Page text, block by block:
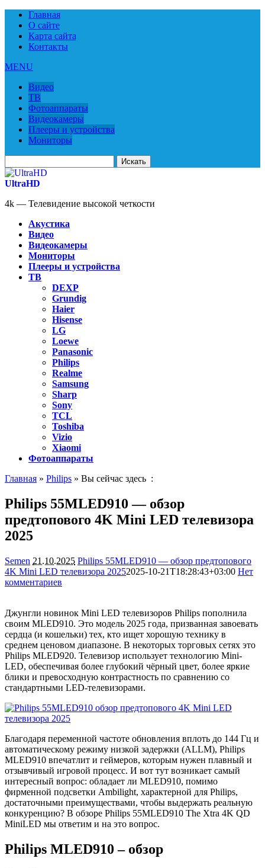
Главная
О сайте
Карта сайта
Контакты
MENU
Видео
ТВ
Фотоаппараты
Видеокамеры
Плееры и устройства
Мониторы
для:
UltraHD
4k — Телевидение высокой четкости
Акустика
Видео
Видеокамеры
Мониторы
Плееры и устройства
ТВ
DEXP
Grundig
Haier
Hisense
LG
Loewe
Panasonic
Philips
Realme
Samsung
Sharp
Sony
TCL
Toshiba
Vizio
Xiaomi
Фотоаппараты
Главная » Philips » Вы сейчас здесь :
Philips 55MLED910 — обзор
предтопового 4K Mini LED телевизора
2025
Semen 21.10.2025 Philips 55MLED910 — обзор предтопового
4K Mini LED телевизора 20252025-10-21T18:28:43+03:00 Нет
комментариев
Джунгли новинок Mini LED телевизоров Philips пополнила
своим MLED910. Это модель 2025 года, призванная завоевать
сердца (и кошельки) тех, кто ищет хорошую технику в
среднем ценовом диапазоне. В некоторых торговых сетях это
Philips MLED920. Телевизор использует технологию Mini-
LED, обеспечивая более глубокий чёрный цвет, более яркие
блики и превосходную контрастность по сравнению со
стандартными LED-телевизорами.
Благодаря переменной частоте обновления вплоть до 144 Гц и
автоматическому режиму низкой задержки (ALLM), Philips
MLED910 впечатлит и геймеров, которым нужен плавный и
отзывчивый игровой процесс. И вот тут возникает самый
интересный вопрос: обладает ли MLED910, помимо
фирменной подсветки Ambilight, характерной для Philips,
достаточными преимуществами, чтобы выдержать реальную
конкуренцию? В обзоре Philips 55MLED910 The Xtra 4K QD
MiniLED мы ответим и на это вопрос.
Philips MLED910 – обзор